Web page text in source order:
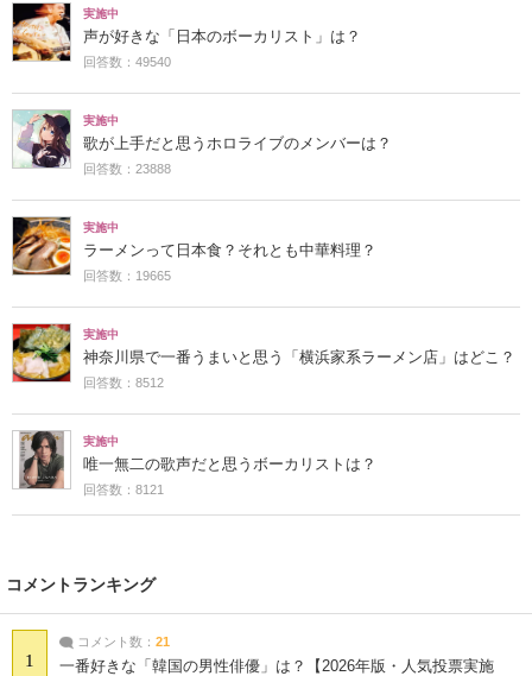
実施中
声が好きな「日本のボーカリスト」は？
回答数：49540
実施中
歌が上手だと思うホロライブのメンバーは？
回答数：23888
実施中
ラーメンって日本食？それとも中華料理？
回答数：19665
実施中
神奈川県で一番うまいと思う「横浜家系ラーメン店」はどこ？
回答数：8512
実施中
唯一無二の歌声だと思うボーカリストは？
回答数：8121
コメントランキング
1
コメント数： 21
一番好きな「韓国の男性俳優」は？【2026年版・人気投票実施